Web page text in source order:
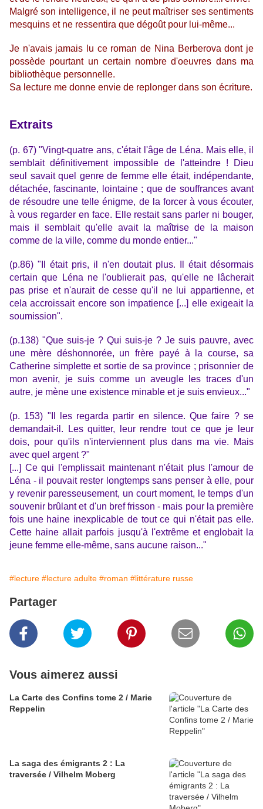
Malgré son intelligence, il ne peut maîtriser ses sentiments
mesquins et ne ressentira que dégoût pour lui-même...
Je n'avais jamais lu ce roman de Nina Berberova dont je
possède pourtant un certain nombre d'oeuvres dans ma
bibliothèque personnelle.
Sa lecture me donne envie de replonger dans son écriture.
Extraits
(p. 67)"Vingt-quatre ans, c'était l'âge de Léna. Mais elle, il
semblait définitivement impossible de l'atteindre ! Dieu
seul savait quel genre de femme elle était, indépendante,
détachée, fascinante, lointaine ; que de souffrances avant
de résoudre une telle énigme, de la forcer à vous écouter,
à vous regarder en face. Elle restait sans parler ni bouger,
mais il semblait qu'elle avait la maîtrise de la maison
comme de la ville, comme du monde entier..."
(p.86) "Il était pris, il n'en doutait plus. Il était désormais
certain que Léna ne l'oublierait pas, qu'elle ne lâcherait
pas prise et n'aurait de cesse qu'il ne lui appartienne, et
cela accroissait encore son impatience [...] elle exigeait la
soumission".
(p.138) "Que suis-je ? Qui suis-je ? Je suis pauvre, avec
une mère déshonnorée, un frère payé à la course, sa
Catherine simplette et sortie de sa province ; prisonnier de
mon avenir, je suis comme un aveugle les traces d'un
autre, je mène une existence minable et je suis envieux..."
(p. 153) "Il les regarda partir en silence. Que faire ? se
demandait-il. Les quitter, leur rendre tout ce que je leur
dois, pour qu'ils n'interviennent plus dans ma vie. Mais
avec quel argent ?"
[...] Ce qui l'emplissait maintenant n'était plus l'amour de
Léna - il pouvait rester longtemps sans penser à elle, pour
y revenir paresseusement, un court moment, le temps d'un
souvenir brûlant et d'un bref frisson - mais pour la première
fois une haine inexplicable de tout ce qui n'était pas elle.
Cette haine allait parfois jusqu'à l'extrême et englobait la
jeune femme elle-même, sans aucune raison..."
#lecture #lecture adulte #roman #littérature russe
Partager
Vous aimerez aussi
La Carte des Confins tome 2 / Marie
Reppelin
La saga des émigrants 2 : La
traversée / Vilhelm Moberg